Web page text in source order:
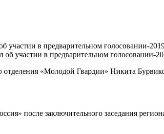
участии в предварительном голосовании-
отделения «Молодой Гвардии» Никита
после заключительного заседания